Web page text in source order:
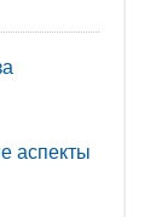
аспекты